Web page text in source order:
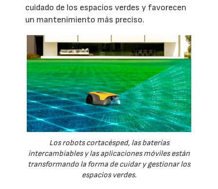
cuidado de los espacios verdes y favorecen
un mantenimiento más preciso.
Los robots cortacésped, las baterías
intercambiables y las aplicaciones móviles están
transformando la forma de cuidar y gestionar los
espacios verdes.